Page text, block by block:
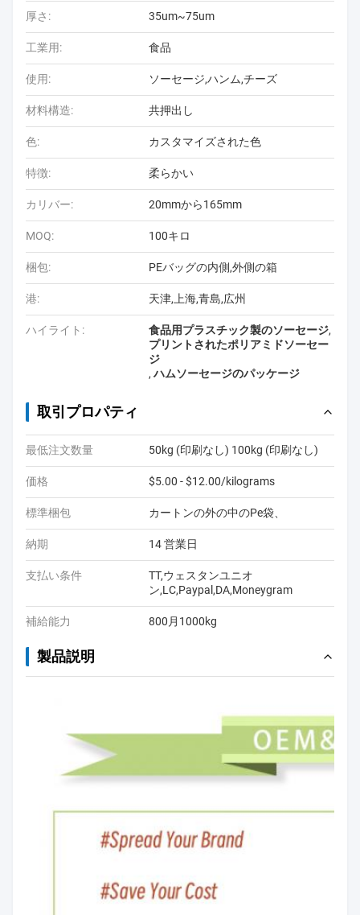
厚さ: 35um~75um
工業用: 食品
使用: ソーセージ,ハンム,チーズ
材料構造: 共押出し
色: カスタマイズされた色
特徴: 柔らかい
カリバー: 20mmから165mm
MOQ: 100キロ
梱包: PEバッグの内側,外側の箱
港: 天津,上海,青島,広州
ハイライト: 食品用プラスチック製のソーセージ,
プリントされたポリアミドソーセー
ジ
,ハムソーセージのパッケージ
取引プロパティ
最低注文数量 50kg (印刷なし) 100kg (印刷なし)
価格 $5.00 - $12.00/kilograms
標準梱包 カートンの外の中のPe袋、
納期 14 営業日
支払い条件
TT,ウェスタンユニオ
ン,LC,Paypal,DA,Moneygram
補給能力 800月1000kg
製品説明